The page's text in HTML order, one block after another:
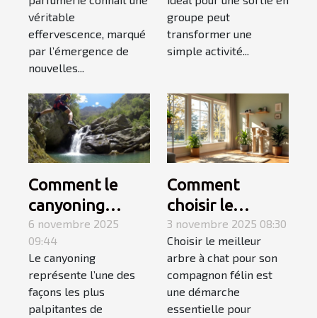
véritable
effervescence, marqué
par l’émergence de
nouvelles...
pour une sortie
en groupe ?
groupe peut
transformer une
simple activité...
Comment le
canyoning
fusionne
montagne et
mer pour une
aventure
inoubliable ?
6 novembre 2025
09:44
Le canyoning
représente l’une des
façons les plus
palpitantes de
Comment
choisir le
meilleur arbre à
chat pour votre
compagnon ?
3 novembre 2025 08:30
Choisir le meilleur
arbre à chat pour son
compagnon félin est
une démarche
essentielle pour